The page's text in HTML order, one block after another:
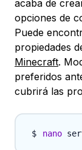
acaba de
opciones de
Puede
propiedades
Minecraft.
preferidos
cubrirá las
nano